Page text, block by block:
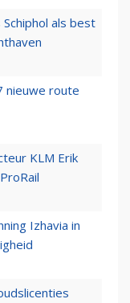
als best
nieuwe route
KLM Erik
Izhavia in